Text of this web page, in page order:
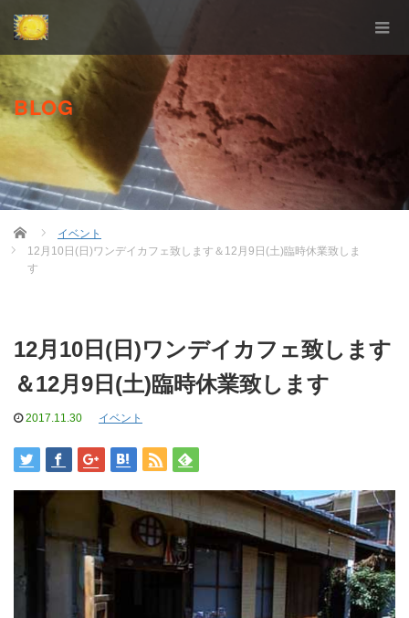
BLOG
Home
イベント
12月10日(日)ワンデイカフェ致します＆12月9日(土)臨時休業致しま
す
12月10日(日)ワンデイカフェ致します
＆12月9日(土)臨時休業致します
2017.11.30 イベント